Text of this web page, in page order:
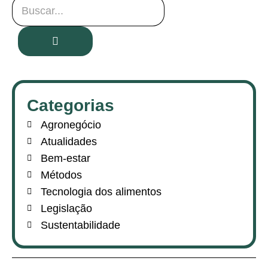
Categorias
Agronegócio
Atualidades
Bem-estar
Métodos
Tecnologia dos alimentos
Legislação
Sustentabilidade